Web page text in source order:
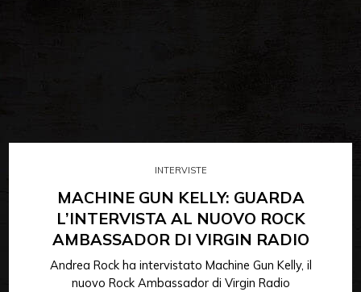
INTERVISTE
MACHINE GUN KELLY: GUARDA
L’INTERVISTA AL NUOVO ROCK
AMBASSADOR DI VIRGIN RADIO
Andrea Rock ha intervistato Machine Gun Kelly, il
nuovo Rock Ambassador di Virgin Radio